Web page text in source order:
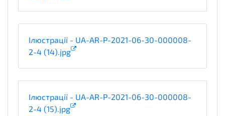
Ілюстрації - UA-AR-P-2021-06-30-000008-
2-4 (14).jpg
Ілюстрації - UA-AR-P-2021-06-30-000008-
2-4 (15).jpg